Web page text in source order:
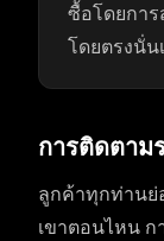
ซื้อโดยกา
โดยตรงนั่น
การติดตาม
ลูกค้าทุกท่านย่
เขาตอนไหน